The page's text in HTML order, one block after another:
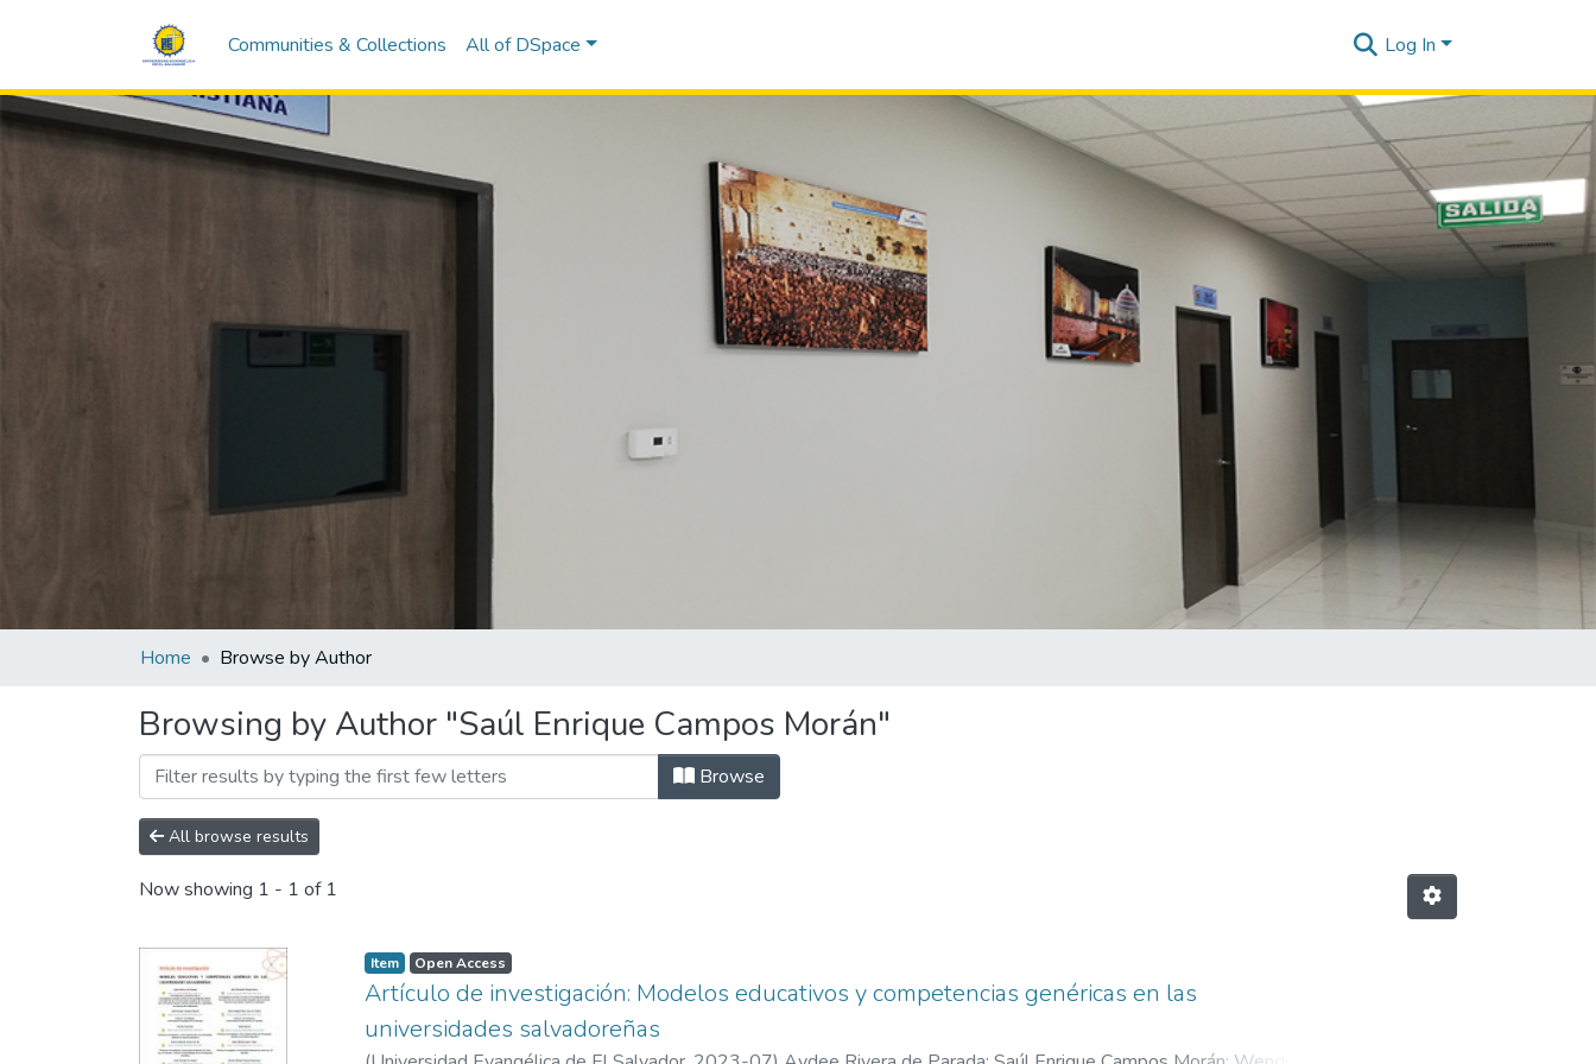
Communities & Collections All of DSpace Log In
Home Browse by Author
Browsing by Author "Saúl Enrique Campos Morán"
Browse
All browse results
Now showing 1 - 1 of 1
Item Open Access
Artículo de investigación: Modelos educativos y competencias genéricas en las
universidades salvadoreñas